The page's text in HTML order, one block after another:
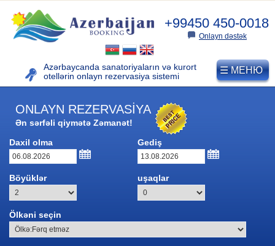
Azərbaycanda sanatoriyaların və kurort
otellərin onlayn rezervasiya sistemi
+99450 450-0018
Onlayn dəstək
Naftalan Kurortu
“DUZDAĞ” FİZİOTERAPİYA
MƏRKƏZİ (Naxçıvan)
☰ МЕНЮ
ONLAYN REZERVASİYA
Ən sərfəli qiymətə Zəmanət!
Daxil olma
Gediş
Böyüklər uşaqlar
Ölkəni seçin